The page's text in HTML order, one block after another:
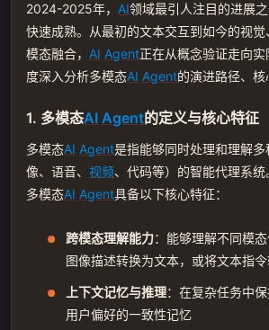
2024-2025年， AI领域最引人注目的进展
快速成熟。从最初的文本交互到如今的视
模态融合， AI Agent正在从概念验证走向
度深入分析多模态AI Agent的演进路径、核
1. 多模态AI Agent的定义与核心特征
多模态AI Agent是指能够同时处理和理解
像、语音、 视频、代码等）的智能代理系
多模态AI Agent具备以下核心特征：
跨模态理解能力：能够理解不同模
图像描述转换为文本，或将文本指
上下文记忆与推理：在复杂任务中
用户偏好的一致性记忆